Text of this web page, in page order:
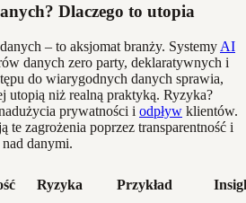
Dlaczego to utopia
– to aksjomat branży. Systemy AI
danych zero party, deklaratywnych i
do wiarygodnych danych sprawia,
utopią niż realną praktyką. Ryzyka?
prywatności i odpływ klientów.
zagrożenia poprzez transparentność i
danymi.
Ryzyka Przykład